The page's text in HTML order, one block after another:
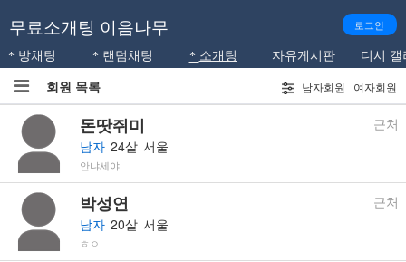
무료소개팅 이음나무
소
개
로그인
* 방채팅 익명으로 자유로운 주제로 채팅방을 만들어서 다른 사람들과
* 랜덤채팅 익명으로 낯선 사람과 무작위로 연결되어
* 소개팅 셀프소개를 통해서 호감 가
자유게시판소개팅 자유
디시 갤
회원 목록 남자회원 여자회원
돈땃쥐미
남자 24살 서울
근처
안냐세야
박성연
남자 20살 서울
근처
ㅎㅇ